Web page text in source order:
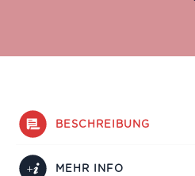
BESCHREIBUNG
MEHR INFO